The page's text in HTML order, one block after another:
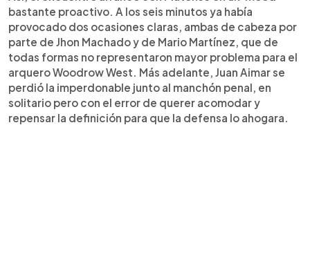
bastante proactivo. A los seis minutos ya había
provocado dos ocasiones claras, ambas de cabeza por
parte de Jhon Machado y de Mario Martínez, que de
todas formas no representaron mayor problema para el
arquero Woodrow West. Más adelante, Juan Aimar se
perdió la imperdonable junto al manchón penal, en
solitario pero con el error de querer acomodar y
repensar la definición para que la defensa lo ahogara.